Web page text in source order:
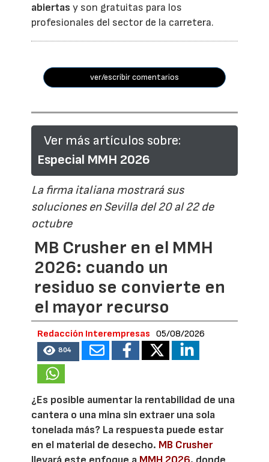
abiertas y son gratuitas para los
profesionales del sector de la carretera.
ver/escribir comentarios
Ver más artículos sobre:
Especial MMH 2026
La firma italiana mostrará sus
soluciones en Sevilla del 20 al 22 de
octubre
MB Crusher en el MMH
2026: cuando un
residuo se convierte en
el mayor recurso
Redacción Interempresas 05/08/2026
804
¿Es posible aumentar la rentabilidad de una
cantera o una mina sin extraer una sola
tonelada más? La respuesta puede estar
en el material de desecho. MB Crusher